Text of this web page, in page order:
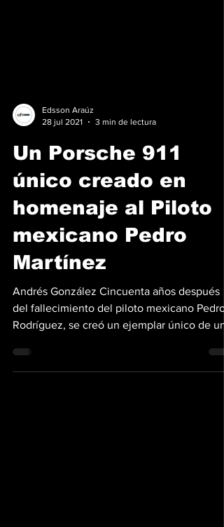
Edsson Araúz
28 jul 2021
3 min de lectura
Un Porsche 911
único creado en
homenaje al Piloto
mexicano Pedro
Martínez
Andrés González Cincuenta años después
Rodríguez, se creó un ejemplar único de un
Porsche 911...